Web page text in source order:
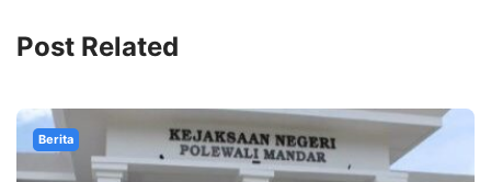
Post Related
Berita